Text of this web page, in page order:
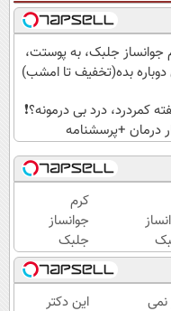
جوانساز جلبک، به پوستت،
دوباره بده(تخفیف تا امشب)
کمردرد، درد بی درمونه؟❗
درمان +پرسشنامه
کرم
جوانساز
جلبک
اسپیرولینا
🔥 (تحت
لیسانس
نمی این دکتر